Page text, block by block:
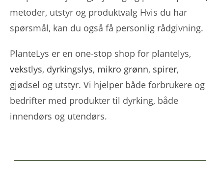
metoder, utstyr og produktvalg Hvis du har
spørsmål, kan du også få personlig rådgivning.
PlanteLys er en one-stop shop for plantelys,
vekstlys, dyrkingslys, mikro grønn, spirer,
gjødsel og utstyr. Vi hjelper både forbrukere og
bedrifter med produkter til dyrking, både
innendørs og utendørs.